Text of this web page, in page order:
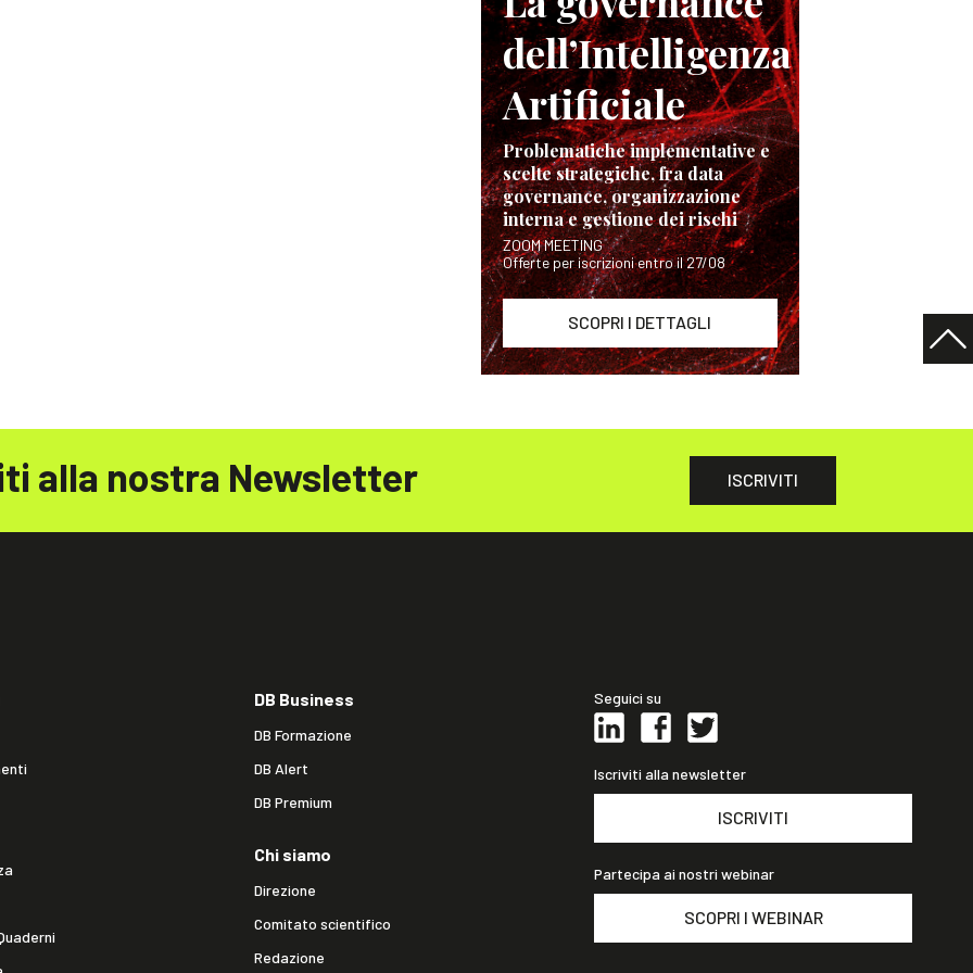
dell’Intelligenza
Artificiale
Problematiche implementative e
scelte strategiche, fra data
governance, organizzazione
interna e gestione dei rischi
ZOOM MEETING
Offerte per iscrizioni entro il 27/08
SCOPRI I DETTAGLI
alla nostra Newsletter ISCRIVITI
DB Business
DB Formazione
DB Alert
DB Premium
Chi siamo
Direzione
Comitato scientifico
Redazione
Seguici su
Iscriviti alla newsletter
ISCRIVITI
Partecipa ai nostri webinar
SCOPRI I WEBINAR